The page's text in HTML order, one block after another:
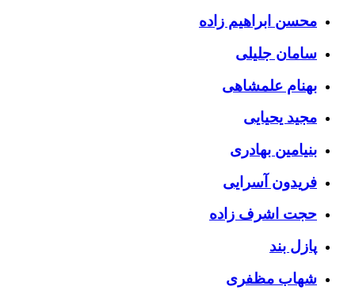
محسن ابراهیم زاده
سامان جلیلی
بهنام علمشاهی
مجید یحیایی
بنیامین بهادری
فریدون آسرایی
حجت اشرف زاده
پازل بند
شهاب مظفری